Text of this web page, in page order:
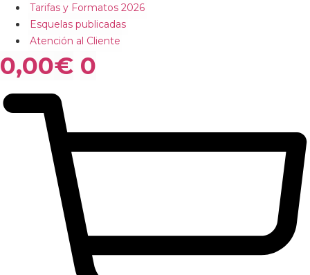
Tarifas y Formatos 2026
Esquelas publicadas
Atención al Cliente
0,00€ 0